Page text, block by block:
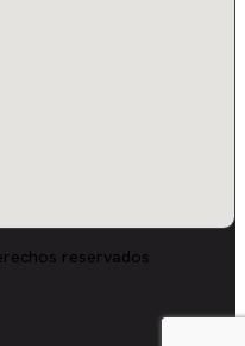
reservados